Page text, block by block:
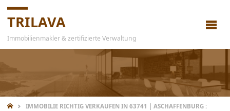
TRILAVA
Immobilienmakler & zertifizierte Verwaltung
IMMOBILIE RICHTIG VERKAUFEN IN 63741 | ASCHAFFENBURG :